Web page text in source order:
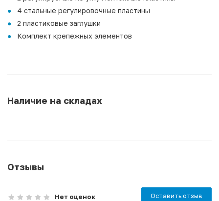
4 стальные регулировочные пластины
2 пластиковые заглушки
Комплект крепежных элементов
Наличие на складах
Отзывы
Нет оценок Оставить отзыв